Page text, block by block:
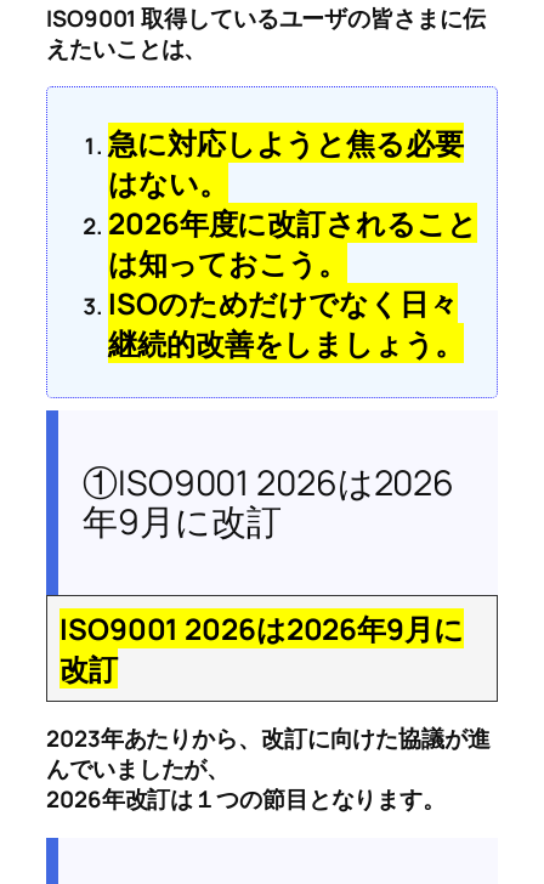
ISO9001 取得しているユーザの皆さまに伝
えたいことは、
急に対応しようと焦る必要
はない。
2026年度に改訂されること
は知っておこう。
ISOのためだけでなく日々
継続的改善をしましょう。
①ISO9001 2026は2026
年9月に改訂
ISO9001 2026は2026年9月に
改訂
2023年あたりから、改訂に向けた協議が進
んでいましたが、
2026年改訂は１つの節目となります。